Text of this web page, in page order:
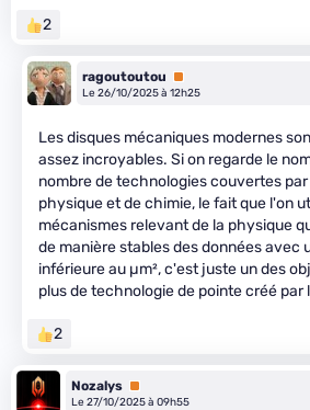
2
ragoutoutou
Premium
Le 26/10/2025 à 12h25
Les disques mécaniques modernes
assez incroyables. Si on regarde le
nombre de technologies couvertes
physique et de chimie, le fait que l'on
mécanismes relevant de la physique
de manière stables des données avec
inférieure au µm², c'est juste un des
plus de technologie de pointe créé par
2
Nozalys Premium
Le 27/10/2025 à 09h55